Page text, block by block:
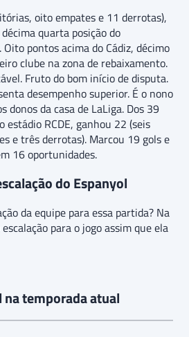
oito empates e 11 derrotas),
quarta posição do
pontos acima do Cádiz, décimo
clube na zona de rebaixamento.
Fruto do bom início de disputa.
desempenho superior. É o nono
donos da casa de LaLiga. Dos 39
estádio RCDE, ganhou 22 (seis
e três derrotas). Marcou 19 gols e
16 oportunidades.
do Espanyol
da equipe para essa partida? Na
para o jogo assim que ela
na temporada atual